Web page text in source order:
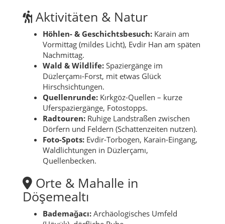
Aktivitäten & Natur
Höhlen- & Geschichtsbesuch: Karain am
Vormittag (mildes Licht), Evdir Han am späten
Nachmittag.
Wald & Wildlife: Spaziergänge im
Düzlerçamı-Forst, mit etwas Glück
Hirschsichtungen.
Quellenrunde: Kırkgöz-Quellen – kurze
Uferspaziergänge, Fotostopps.
Radtouren: Ruhige Landstraßen zwischen
Dörfern und Feldern (Schattenzeiten nutzen).
Foto-Spots: Evdir-Torbogen, Karain-Eingang,
Waldlichtungen in Düzlerçamı,
Quellenbecken.
Orte & Mahalle in
Döşemealtı
Bademağacı: Archäologisches Umfeld